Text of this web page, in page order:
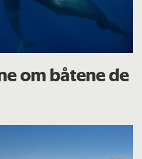
om båtene de